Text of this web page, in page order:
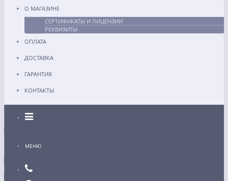
О МАГАЗИНЕ
СЕРТИФИКАТЫ И ЛИЦЕНЗИИ
РЕКВИЗИТЫ
ОПЛАТА
ДОСТАВКА
ГАРАНТИЯ
КОНТАКТЫ
Каталог
МЕНЮ